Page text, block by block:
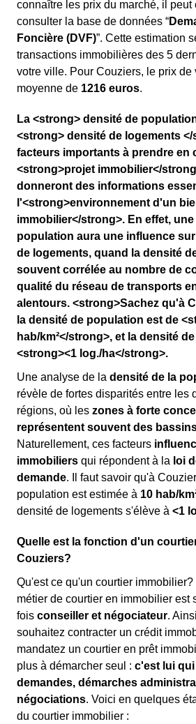
connaître les prix du marché, il peut
consulter la base de données “
Foncière (DVF)”. Cette estimation
transactions immobilières des 5
votre ville. Pour Couziers, le prix de
moyenne de 1216 euros.
La <strong> densité de
<strong> densité de logements
facteurs importants à prendre en
<strong>projet immobilier</
donneront des informations
l'<strong>environnement d'un
immobilier</strong>. En effet,
population aura une influence
de logements, quand la densité
souvent corrélée au nombre de
qualité du réseau de transports
alentours. <strong>Sachez qu'à
la densité de population est de
hab/km²</strong>, et la densité
<strong><1 log./ha</strong>.
Une analyse de la densité de la
révèle de fortes disparités entre les
régions, où les zones à forte
représentent souvent des
Naturellement, ces facteurs
immobiliers qui répondent à la loi
demande. Il faut savoir qu'à
population est estimée à 10 hab/
densité de logements s'élève à <1
Quelle est la fonction d'un
Couziers?
Qu'est ce qu'un courtier
métier de courtier en immobilier est
fois conseiller et négociateur.
souhaitez contracter un crédit
mandatez un courtier en prêt
plus à démarcher seul : c'est lui
demandes, démarches
négociations. Voici en quelques
du courtier immobilier :